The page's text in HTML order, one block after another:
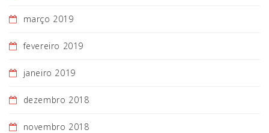
março 2019
fevereiro 2019
janeiro 2019
dezembro 2018
novembro 2018